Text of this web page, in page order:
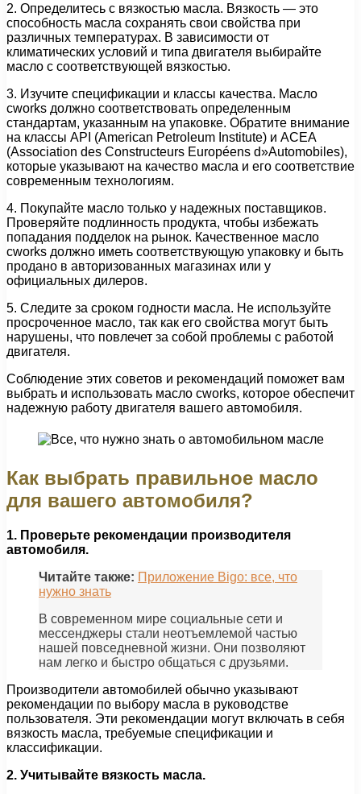
2. Определитесь с вязкостью масла. Вязкость — это
способность масла сохранять свои свойства при
различных температурах. В зависимости от
климатических условий и типа двигателя выбирайте
масло с соответствующей вязкостью.
3. Изучите спецификации и классы качества. Масло
cworks должно соответствовать определенным
стандартам, указанным на упаковке. Обратите внимание
на классы API (American Petroleum Institute) и ACEA
(Association des Constructeurs Européens d»Automobiles),
которые указывают на качество масла и его соответствие
современным технологиям.
4. Покупайте масло только у надежных поставщиков.
Проверяйте подлинность продукта, чтобы избежать
попадания подделок на рынок. Качественное масло
cworks должно иметь соответствующую упаковку и быть
продано в авторизованных магазинах или у
официальных дилеров.
5. Следите за сроком годности масла. Не используйте
просроченное масло, так как его свойства могут быть
нарушены, что повлечет за собой проблемы с работой
двигателя.
Соблюдение этих советов и рекомендаций поможет вам
выбрать и использовать масло cworks, которое обеспечит
надежную работу двигателя вашего автомобиля.
Как выбрать правильное масло
для вашего автомобиля?
1. Проверьте рекомендации производителя
автомобиля.
Читайте также: Приложение Bigo: все, что
нужно знать
В современном мире социальные сети и
мессенджеры стали неотъемлемой частью
нашей повседневной жизни. Они позволяют
нам легко и быстро общаться с друзьями.
Производители автомобилей обычно указывают
рекомендации по выбору масла в руководстве
пользователя. Эти рекомендации могут включать в себя
вязкость масла, требуемые спецификации и
классификации.
2. Учитывайте вязкость масла.